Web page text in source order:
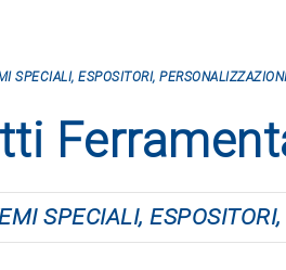
SPECIALI, ESPOSITORI,
SPECIALI,